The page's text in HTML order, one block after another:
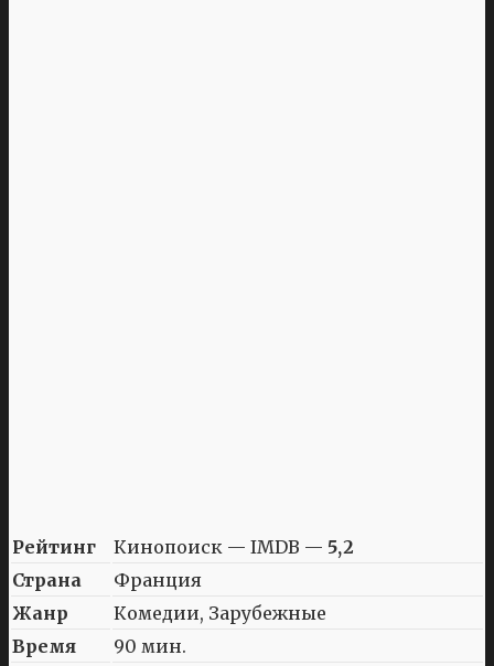
Рейтинг Кинопоиск — IMDB — 5,2
Страна
Франция
Жанр
Комедии, Зарубежные
Время
90 мин.